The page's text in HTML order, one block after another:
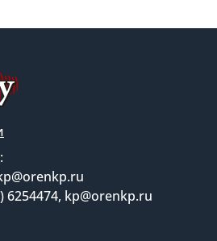
6254474, kp@orenkp.ru